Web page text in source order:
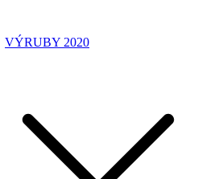
VÝRUBY 2020